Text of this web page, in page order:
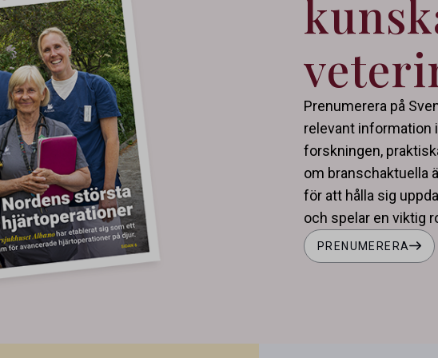
Prenumerera på
relevant information
forskningen,
om branschaktuella
för att hålla sig
och spelar en viktig
PRENUMERERA